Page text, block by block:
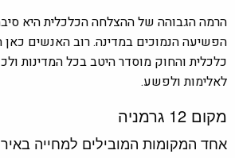
הרמה הגבוהה של ההצלחה הכלכלית היא
הפשיעה הנמוכים במדינה. רוב האנשים כאן
כלכלית והחוק מוסדר היטב בכל המדינות
לאלימות ולפשע.
מקום 12 גרמניה
אחד המקומות המובילים למחייה